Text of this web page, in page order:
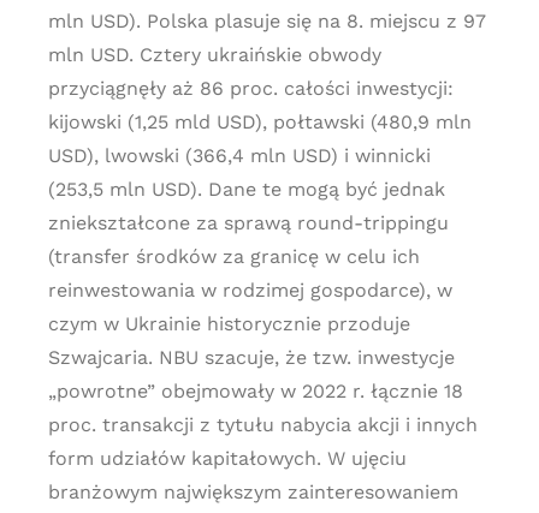
mln USD). Polska plasuje się na 8. miejscu z 97
mln USD. Cztery ukraińskie obwody
przyciągnęły aż 86 proc. całości inwestycji:
kijowski (1,25 mld USD), połtawski (480,9 mln
USD), lwowski (366,4 mln USD) i winnicki
(253,5 mln USD). Dane te mogą być jednak
zniekształcone za sprawą round-trippingu
(transfer środków za granicę w celu ich
reinwestowania w rodzimej gospodarce), w
czym w Ukrainie historycznie przoduje
Szwajcaria. NBU szacuje, że tzw. inwestycje
„powrotne” obejmowały w 2022 r. łącznie 18
proc. transakcji z tytułu nabycia akcji i innych
form udziałów kapitałowych. W ujęciu
branżowym największym zainteresowaniem